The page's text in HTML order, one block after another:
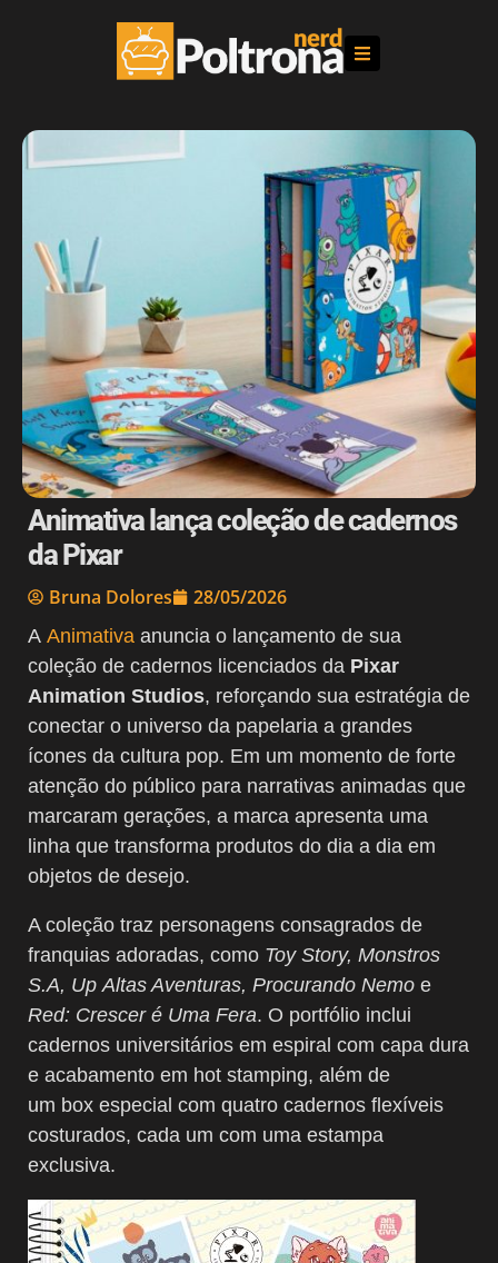
Animativa lança coleção de cadernos
da Pixar
Bruna Dolores 28/05/2026
A Animativa anuncia o lançamento de sua
coleção de cadernos licenciados da Pixar
Animation Studios, reforçando sua estratégia de
conectar o universo da papelaria a grandes
ícones da cultura pop. Em um momento de forte
atenção do público para narrativas animadas que
marcaram gerações, a marca apresenta uma
linha que transforma produtos do dia a dia em
objetos de desejo.
A coleção traz personagens consagrados de
franquias adoradas, como Toy Story, Monstros
S.A, Up Altas Aventuras, Procurando Nemo e
Red: Crescer é Uma Fera. O portfólio inclui
cadernos universitários em espiral com capa dura
e acabamento em hot stamping, além de
um box especial com quatro cadernos flexíveis
costurados, cada um com uma estampa
exclusiva.